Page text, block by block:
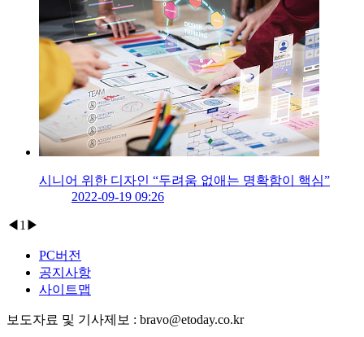
시니어 위한 디자인 “두려움 없애는 명확함이 핵심”
2022-09-19 09:26
◀ 1 ▶
PC버전
공지사항
사이트맵
보도자료 및 기사제보 : bravo@etoday.co.kr